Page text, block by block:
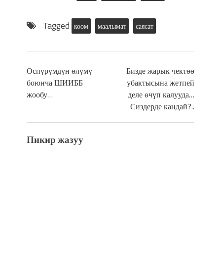
Tagged коом маалымат саясат
Өспүрүмдүн өлүмү
боюнча ШИИББ
жообу…
Бизде жарык чектөө
убактысына жетпей
деле өчүп калууда…
Сиздерде кандай?..
Пикир жазуу